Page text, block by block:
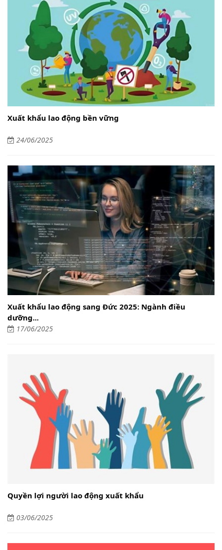
Xuất khẩu lao động bền vững
24/06/2025
Xuất khẩu lao động sang Đức 2025: Ngành điều
dưỡng...
17/06/2025
Quyền lợi người lao động xuất khẩu
03/06/2025